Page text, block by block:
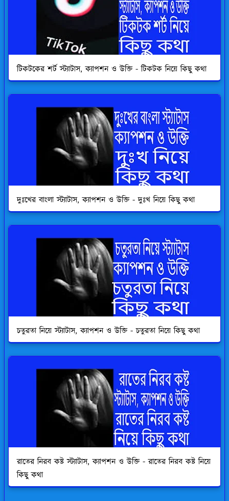
টিকটকের শর্ট স্ট্যাটাস, ক্যাপশন ও উক্তি - টিকটক নিয়ে কিছু কথা
দুঃখের বাংলা স্ট্যাটাস, ক্যাপশন ও উক্তি - দুঃখ নিয়ে কিছু কথা
চতুরতা নিয়ে স্ট্যাটাস, ক্যাপশন ও উক্তি - চতুরতা নিয়ে কিছু কথা
রাতের নিরব কষ্ট স্ট্যাটাস, ক্যাপশন ও উক্তি - রাতের নিরব কষ্ট নিয়ে
কিছু কথা